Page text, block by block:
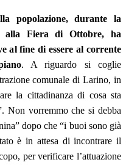
popolazione, durante la
alla Fiera di Ottobre, ha
al fine di essere al corrente
. A riguardo si coglie
comunale di Larino, in
la cittadinanza di cosa sta
Non vorremmo che si debba
dopo che “i buoi sono già
è in attesa di incontrare il
per verificare l’attuazione